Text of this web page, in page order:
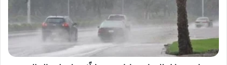
ليلًا..
الجو